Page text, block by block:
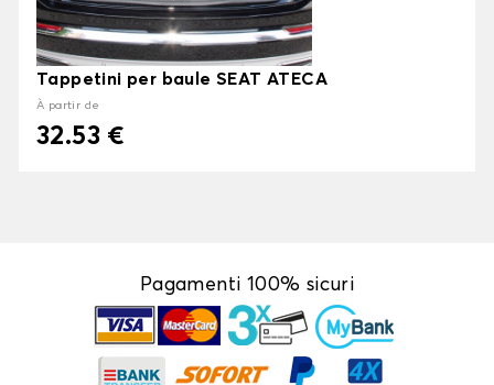
Tappetini per baule SEAT ATECA
À partir de
32.53 €
Pagamenti 100% sicuri